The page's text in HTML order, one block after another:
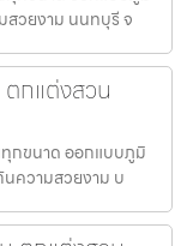
สวยงาม นนทบุรี จ
กแต่งสวน
กขนาด ออกแบบภูมิ
ความสวยงาม บ